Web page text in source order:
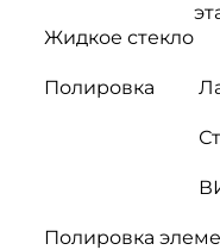
Жидкое стекло
Полировка
Полировка